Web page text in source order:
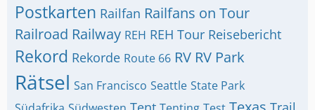
Postkarten Railfan Railfans on Tour
Railroad Railway REH REH Tour Reisebericht
Rekord Rekorde Route 66 RV RV Park
Rätsel San Francisco Seattle State Park